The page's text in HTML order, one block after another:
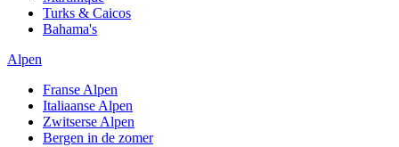
Turks & Caicos
Bahama's
Alpen
Franse Alpen
Italiaanse Alpen
Zwitserse Alpen
Bergen in de zomer